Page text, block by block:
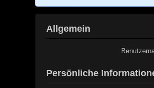
Allgemein
Persönliche